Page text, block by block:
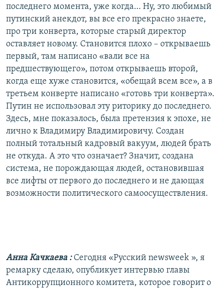
последнего момента, уже когда… Ну, это любимый
путинский анекдот, вы все его прекрасно знаете,
про три конверта, которые старый директор
оставляет новому. Становится плохо – открываешь
первый, там написано «вали все на
предшествующего», потом открываешь второй,
когда еще хуже становится, «обещай всем все», а в
третьем конверте написано «готовь три конверта».
Путин не использовал эту риторику до последнего.
Здесь, мне показалось, была претензия к эпохе, не
лично к Владимиру Владимировичу. Создан
полный тотальный кадровый вакуум, людей брать
не откуда. А это что означает? Значит, создана
система, не порождающая людей, остановившая
все лифты от первого до последнего и не дающая
возможности политического самоосуществления.
Анна Качкаева : Сегодня «Русский newsweek », я
ремарку сделаю, опубликует интервью главы
Антикоррупционного комитета, которое говорит о